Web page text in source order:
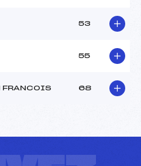
53
55
FRANCOIS 68